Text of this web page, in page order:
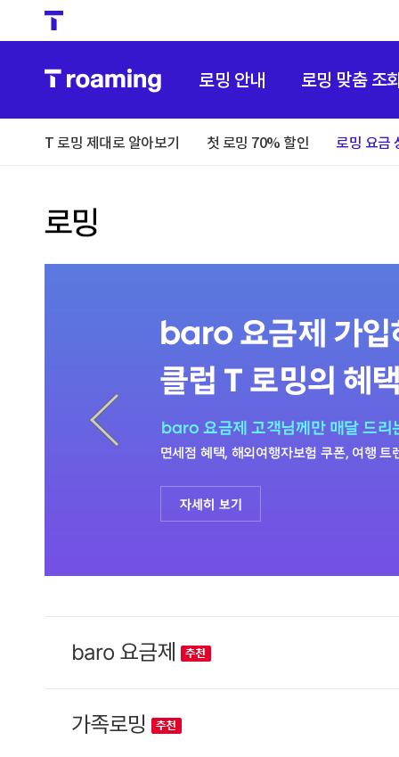
로밍 안내 로밍 맞춤 조
T 로밍 제대로 알아보기 첫 로밍 70% 할인 로밍 요금
baro 요금제
가족로밍